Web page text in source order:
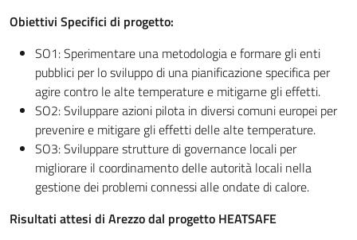
Obiettivi Specifici di progetto:
SO1: Sperimentare una metodologia e formare gli enti
pubblici per lo sviluppo di una pianificazione specifica per
agire contro le alte temperature e mitigarne gli effetti.
SO2: Sviluppare azioni pilota in diversi comuni europei per
prevenire e mitigare gli effetti delle alte temperature.
SO3: Sviluppare strutture di governance locali per
migliorare il coordinamento delle autorità locali nella
gestione dei problemi connessi alle ondate di calore.
Risultati attesi di Arezzo dal progetto HEATSAFE